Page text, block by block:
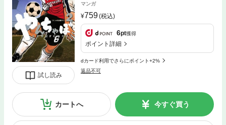
試し読み
マンガ
759(税込)
6pt獲得
ポイント詳細
dカード利用でさらにポイント+2%
返品不可
カートへ 今すぐ買う